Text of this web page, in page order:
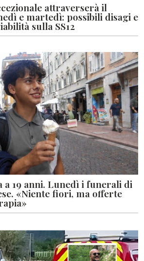
attraverserà il
e martedì: possibili disagi e
sulla SS12
a 19 anni. Lunedì i funerali di
«Niente fiori, ma offerte